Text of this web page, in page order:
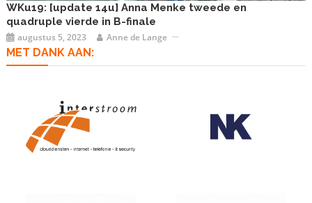
WKu19: [update 14u] Anna Menke tweede en
quadruple vierde in B-finale
augustus 5, 2023 Anne de Lange
MET DANK AAN: